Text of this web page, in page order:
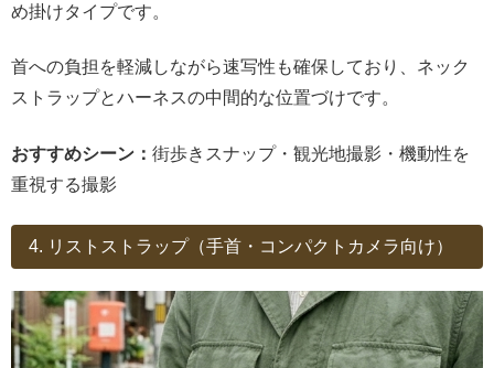
め掛けタイプです。
首への負担を軽減しながら速写性も確保しており、ネック
ストラップとハーネスの中間的な位置づけです。
おすすめシーン： 街歩きスナップ・観光地撮影・機動性を
重視する撮影
4. リストストラップ（手首・コンパクトカメラ向け）